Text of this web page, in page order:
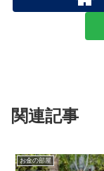
関連記事
お金の部屋